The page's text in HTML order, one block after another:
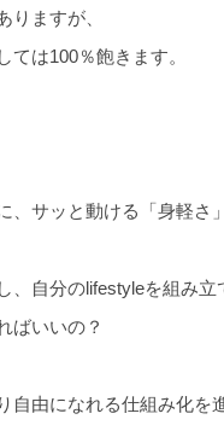
りますが、
ては100％飽きます。
、サッと動ける「身軽さ」
、自分のlifestyleを組み立
ばいいの？
自由になれる仕組み化を